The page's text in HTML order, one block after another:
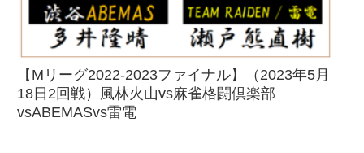
【Mリーグ2022-2023ファイナル】（2023年5月
18日2回戦）風林火山vs麻雀格闘倶楽部
vsABEMASvs雷電